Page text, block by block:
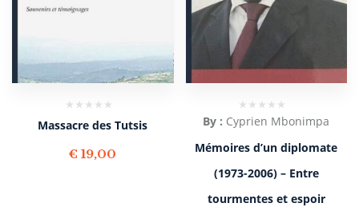
Massacre des Tutsis
€ 19,00
By : Cyprien Mbonimpa
Mémoires d’un diplomate
(1973-2006) – Entre
tourmentes et espoir